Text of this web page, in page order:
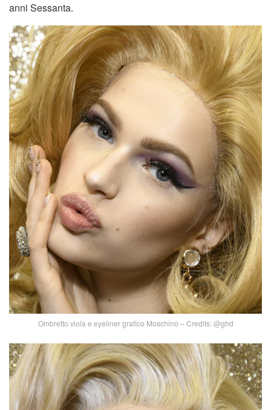
anni Sessanta.
Ombretto viola e eyeliner grafico Moschino – Credits: @ghd